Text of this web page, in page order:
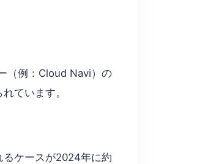
（例：Cloud Navi）の
ています。
るケースが2024年に約